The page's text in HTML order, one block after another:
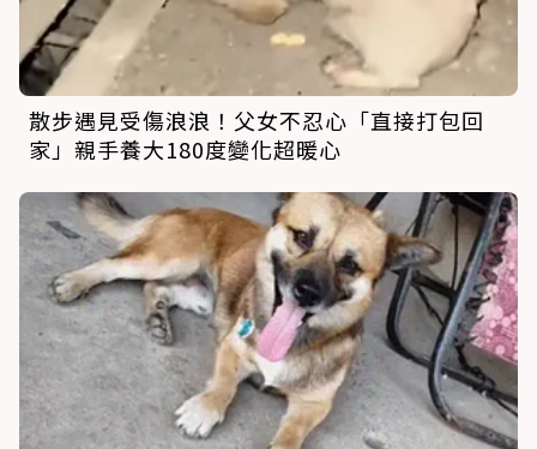
散步遇見受傷浪浪！父女不忍心「直接打包回
家」親手養大180度變化超暖心